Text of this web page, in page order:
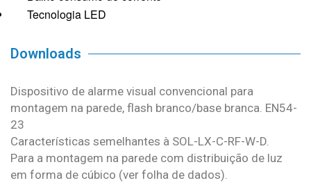
Tecnologia LED
Downloads
Dispositivo de alarme visual convencional para
montagem na parede, flash branco/base branca. EN54-
23
Características semelhantes à SOL-LX-C-RF-W-D.
Para a montagem na parede com distribuição de luz
em forma de cúbico (ver folha de dados).